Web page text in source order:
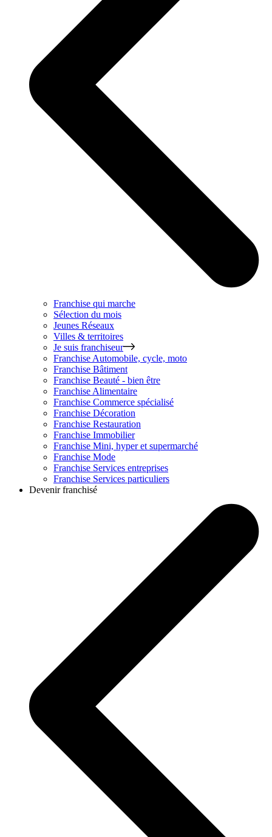
Franchise qui marche
Sélection du mois
Jeunes Réseaux
Villes & territoires
Je suis franchiseur
Franchise Automobile, cycle, moto
Franchise Bâtiment
Franchise Beauté - bien être
Franchise Alimentaire
Franchise Commerce spécialisé
Franchise Décoration
Franchise Restauration
Franchise Immobilier
Franchise Mini, hyper et supermarché
Franchise Mode
Franchise Services entreprises
Franchise Services particuliers
Devenir franchisé